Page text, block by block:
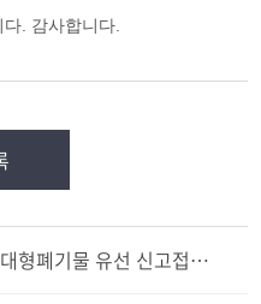
. 감사합니다.
대형폐기물 유선 신고접수 서비스 일시 중단 안내